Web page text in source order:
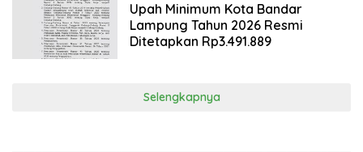
Upah Minimum Kota Bandar
Lampung Tahun 2026 Resmi
Ditetapkan Rp3.491.889
Selengkapnya